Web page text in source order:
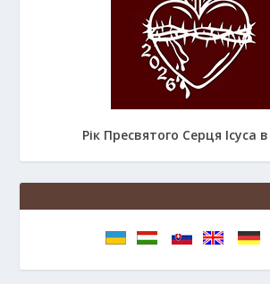
Рік Пресвятого Серця Ісуса в